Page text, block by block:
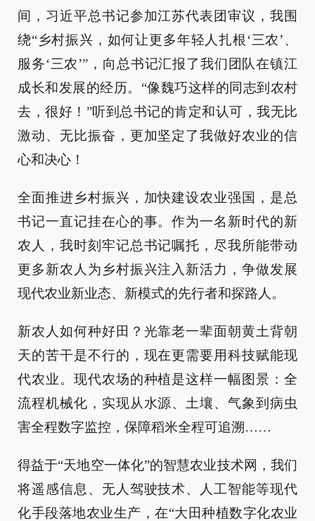
间，习近平总书记参加江苏代表团审议，我围
绕“乡村振兴，如何让更多年轻人扎根‘三农’、
服务‘三农’”，向总书记汇报了我们团队在镇江
成长和发展的经历。“像魏巧这样的同志到农村
去，很好！”听到总书记的肯定和认可，我无比
激动、无比振奋，更加坚定了我做好农业的信
心和决心！
全面推进乡村振兴，加快建设农业强国，是总
书记一直记挂在心的事。作为一名新时代的新
农人，我时刻牢记总书记嘱托，尽我所能带动
更多新农人为乡村振兴注入新活力，争做发展
现代农业新业态、新模式的先行者和探路人。
新农人如何种好田？光靠老一辈面朝黄土背朝
天的苦干是不行的，现在更需要用科技赋能现
代农业。现代农场的种植是这样一幅图景：全
流程机械化，实现从水源、土壤、气象到病虫
害全程数字监控，保障稻米全程可追溯……
得益于“天地空一体化”的智慧农业技术网，我们
将遥感信息、无人驾驶技术、人工智能等现代
化手段落地农业生产，在“大田种植数字化农业